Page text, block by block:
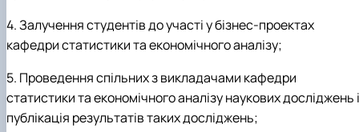
4. Залучення студентів до участі у бізнес-проектах
кафедри статистики та економічного аналізу;
5. Проведення спільних з викладачами кафедри
статистики та економічного аналізу наукових досліджень і
публікація результатів таких досліджень;